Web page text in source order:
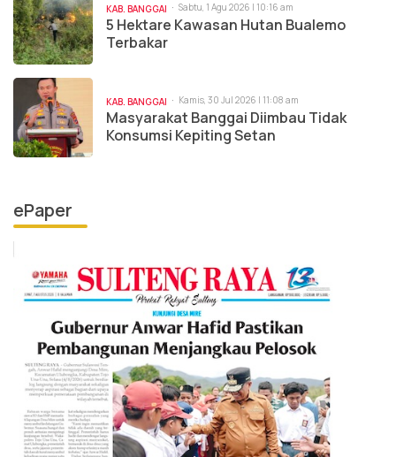
KAB. BANGGAI Sabtu, 1 Agu 2026 | 10:16 am
5 Hektare Kawasan Hutan Bualemo
Terbakar
KAB. BANGGAI Kamis, 30 Jul 2026 | 11:08 am
Masyarakat Banggai Diimbau Tidak
Konsumsi Kepiting Setan
ePaper